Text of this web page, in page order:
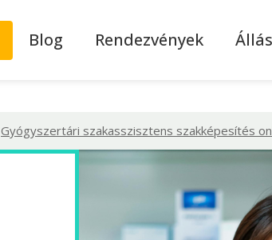
Blog Rendezvények
Gyógyszertári szakasszisztens szakképesítés